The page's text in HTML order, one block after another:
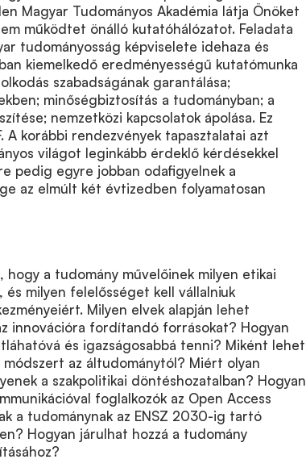
Magyar Tudományos Akadémia látja Önöket
működtet önálló kutatóhálózatot. Feladata
tudományosság képviselete idehaza és
kiemelkedő eredményességű kutatómunka
szabadságának garantálása;
minőségbiztosítás a tudományban; a
nemzetközi kapcsolatok ápolása. Ez
A korábbi rendezvények tapasztalatai azt
világot leginkább érdeklő kérdésekkel
pedig egyre jobban odafigyelnek a
az elmúlt két évtizedben folyamatosan
hogy a tudomány művelőinek milyen etikai
és milyen felelősséget kell vállalniuk
Milyen elvek alapján lehet
innovációra fordítandó forrásokat? Hogyan
és igazságosabbá tenni? Miként lehet
az áltudománytól? Miért olyan
a szakpolitikai döntéshozatalban? Hogyan
foglalkozók az Open Access
a tudománynak az ENSZ 2030-ig tartó
Hogyan járulhat hozzá a tudomány